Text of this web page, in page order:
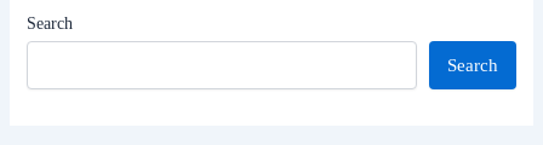
Search
Search